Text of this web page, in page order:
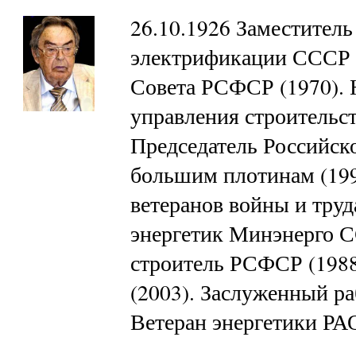
26.10.1926
электрификации СССР
Совета РСФСР (1970).
управления
Председатель
большим плотинам
ветеранов войны и
энергетик Минэнерго
строитель РСФСР
(2003). Заслуженный
Ветеран энергетики